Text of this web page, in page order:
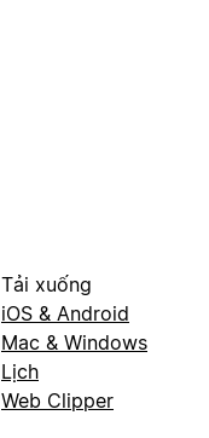
Tải xuống
iOS & Android
Mac & Windows
Lịch
Web Clipper